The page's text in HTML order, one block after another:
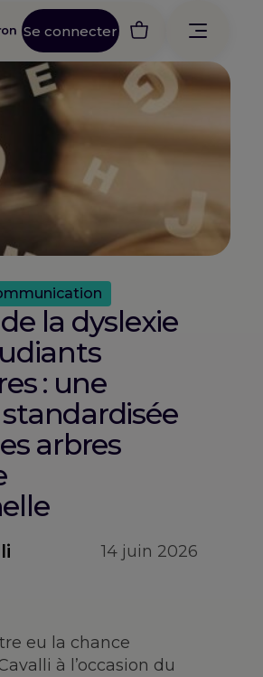
Se connecter
la dyslexie
: une
arbres
14 juin 2026
eu la chance
à l’occasion du